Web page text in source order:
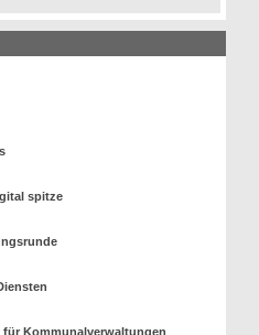
spitze
für Kommunalverwaltungen